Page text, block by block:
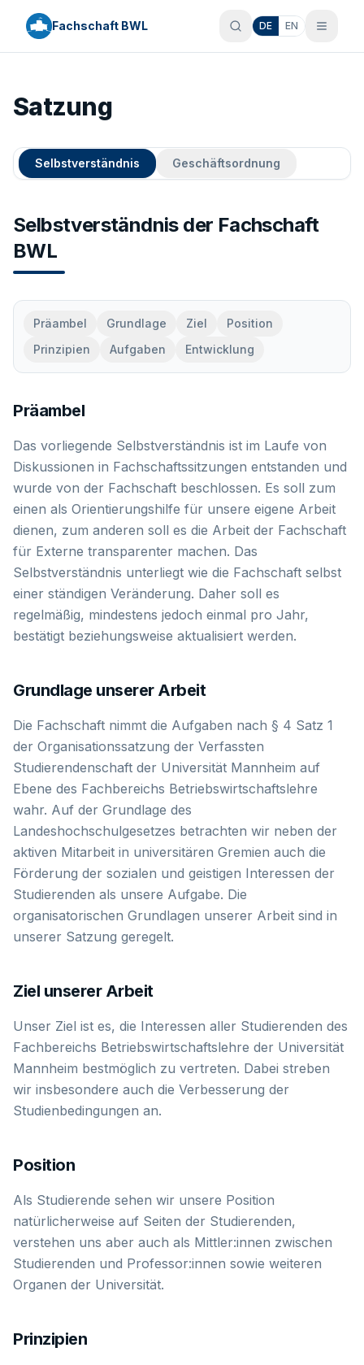
Fachschaft BWL DE EN
Satzung
Selbstverständnis Geschäftsordnung
Selbstverständnis der Fachschaft
BWL
Präambel Grundlage Ziel
Position
Prinzipien
Aufgaben Entwicklung
Präambel
Das vorliegende Selbstverständnis ist im Laufe von
Diskussionen in Fachschaftssitzungen entstanden und
wurde von der Fachschaft beschlossen. Es soll zum
einen als Orientierungshilfe für unsere eigene Arbeit
dienen, zum anderen soll es die Arbeit der Fachschaft
für Externe transparenter machen. Das
Selbstverständnis unterliegt wie die Fachschaft selbst
einer ständigen Veränderung. Daher soll es
regelmäßig, mindestens jedoch einmal pro Jahr,
bestätigt beziehungsweise aktualisiert werden.
Grundlage unserer Arbeit
Die Fachschaft nimmt die Aufgaben nach § 4 Satz 1
der Organisationssatzung der Verfassten
Studierendenschaft der Universität Mannheim auf
Ebene des Fachbereichs Betriebswirtschaftslehre
wahr. Auf der Grundlage des
Landeshochschulgesetzes betrachten wir neben der
aktiven Mitarbeit in universitären Gremien auch die
Förderung der sozialen und geistigen Interessen der
Studierenden als unsere Aufgabe. Die
organisatorischen Grundlagen unserer Arbeit sind in
unserer Satzung geregelt.
Ziel unserer Arbeit
Unser Ziel ist es, die Interessen aller Studierenden des
Fachbereichs Betriebswirtschaftslehre der Universität
Mannheim bestmöglich zu vertreten. Dabei streben
wir insbesondere auch die Verbesserung der
Studienbedingungen an.
Position
Als Studierende sehen wir unsere Position
natürlicherweise auf Seiten der Studierenden,
verstehen uns aber auch als Mittler:innen zwischen
Studierenden und Professor:innen sowie weiteren
Organen der Universität.
Prinzipien